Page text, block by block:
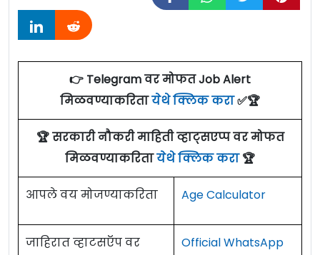
👉 Telegram वर मोफत Job Alert
मिळवण्याकरितायेथे क्लिक करा✅🏆
🏆 सरकारी नौकरी माहिती व्हाट्सएप्प वर मोफत
मिळवण्याकरितायेथे क्लिक करा🏆
आपले वय मोजण्याकरिता Age Calculator
जाहिरात व्हाटसऍप वर
Official WhatsApp